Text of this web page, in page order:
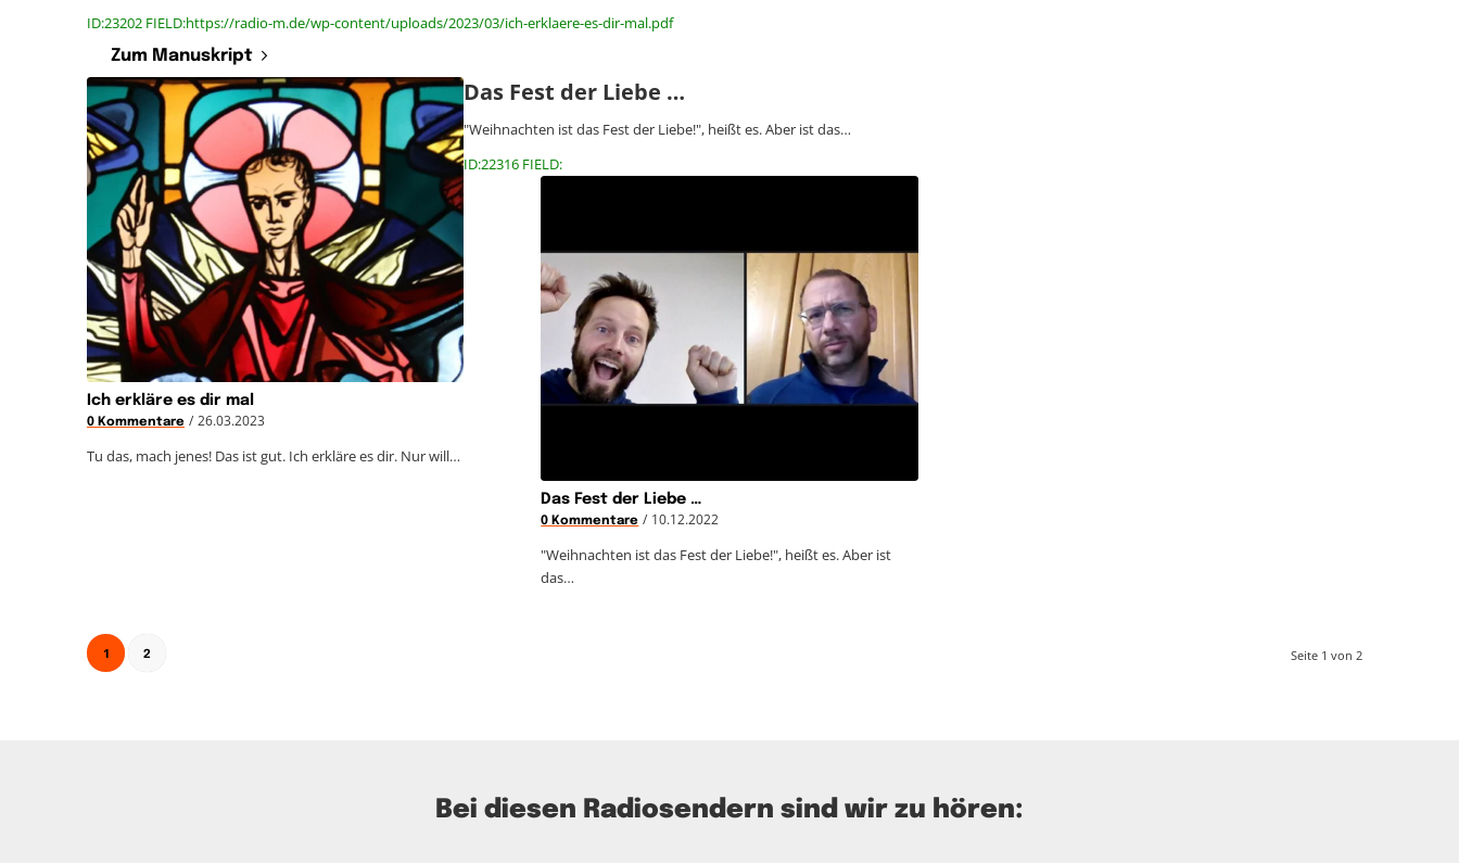
ID:23202 FIELD:https://radio-m.de/wp-content/uploads/2023/03/ich-erklaere-es-dir-mal.pdf
Zum Manuskript
Ich erkläre es dir mal
0 Kommentare / 26.03.2023
Tu das, mach jenes! Das ist gut. Ich erkläre es dir. Nur will…
Das Fest der Liebe …
"Weihnachten ist das Fest der Liebe!", heißt es. Aber ist das…
ID:22316 FIELD:
Das Fest der Liebe …
0 Kommentare / 10.12.2022
"Weihnachten ist das Fest der Liebe!", heißt es. Aber ist
das…
Seite 1 von 2
1 2
Bei diesen Radiosendern sind wir zu hören: